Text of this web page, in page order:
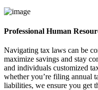
Professional Human
Navigating tax laws can be
maximize savings and stay
and individuals customized
whether you’re filing annual
liabilities, we ensure you get